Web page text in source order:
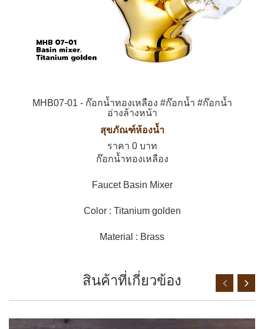
MHB07-01 - ก๊อกน้ำทองเหลือง #ก๊อกน้ำ #ก๊อกน้ำ
อ่างล้างหน้า
สุขภัณฑ์ห้องน้ำ
ราคา 0 บาท
ก๊อกน้ำทองเหลือง
Faucet Basin Mixer
Color : Titanium golden
Material : Brass
สินค้าที่เกี่ยวข้อง